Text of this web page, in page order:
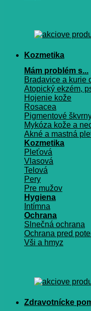
Kozmetika
Mám problém s...
Bradavice a kurie
Atopický ekzém,
Hojenie kože
Rosacea
Pigmentové
Mykóza kože a
Akné a mastná
Kozmetika
Pleťová
Vlasová
Telová
Pery
Pre mužov
Hygiena
Intímna
Ochrana
Slnečná ochrana
Ochrana pred
Vši a hmyz
Zdravotnícke